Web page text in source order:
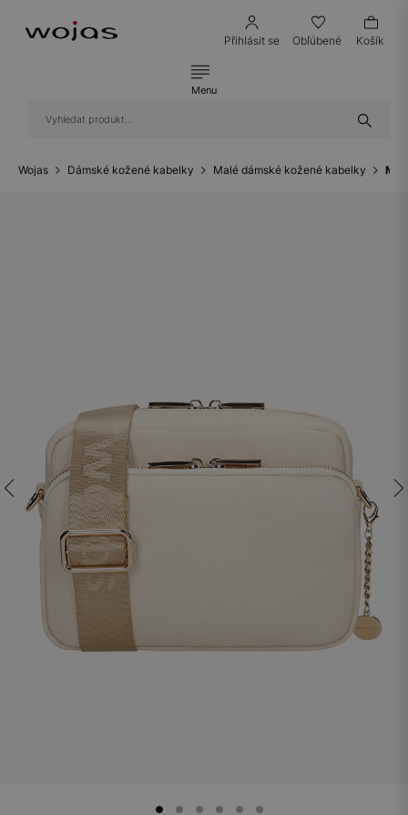
Přihlásit se Obľúbené Košík
Menu
Wojas Dámské kožené kabelky Malé dámské kožené kabelky